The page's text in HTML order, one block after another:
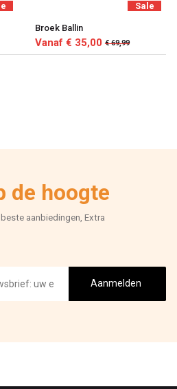
Sale
Broek Ballin
Vanaf € 35,00 € 69,99
de hoogte
aanbiedingen, Extra
Aanmelden